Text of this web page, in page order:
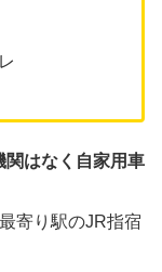
関はなく自家用車
寄り駅のJR指宿